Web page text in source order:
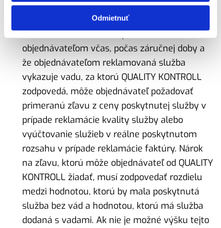
Odmietnuť
Nároky z vád poskytnutých služieb
Ak QUALITY KONTROLL preverením reklamácie
zistí, že reklamácia bola podaná
objednávateľom včas, počas záručnej doby a
že objednávateľom reklamovaná služba
vykazuje vadu, za ktorú QUALITY KONTROLL
zodpovedá, môže objednávateľ požadovať
primeranú zľavu z ceny poskytnutej služby v
prípade reklamácie kvality služby alebo
vyúčtovanie služieb v reálne poskytnutom
rozsahu v prípade reklamácie faktúry. Nárok
na zľavu, ktorú môže objednávateľ od QUALITY
KONTROLL žiadať, musí zodpovedať rozdielu
medzi hodnotou, ktorú by mala poskytnutá
služba bez vád a hodnotou, ktorú má služba
dodaná s vadami. Ak nie je možné výšku tejto